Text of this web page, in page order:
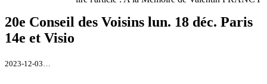
20e Conseil des Voisins lun. 18 déc. Paris
14e et Visio
2023-12-03…